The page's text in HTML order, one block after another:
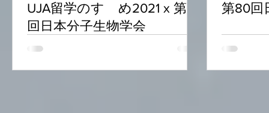
UJA留学のすゝめ2021 x 第44
回日本分子生物学会
第80回